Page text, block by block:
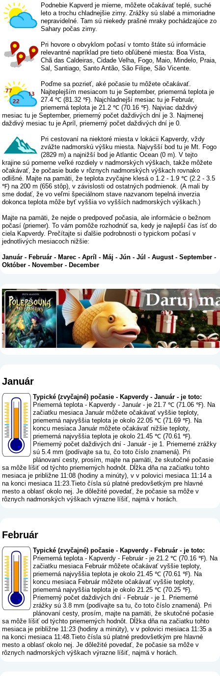
Podnebie Kapverd je mierne, môžete očakávať teplé, suché
leto a trochu chladnejšie zimy. Zrážky sú slabé a mimoriadne
nepravidelné. Tam sú niekedy prašné mraky pochádzajúce zo
Sahary počas zimy.
Pri hovore o obvyklom počasí v tomto štáte sú informácie
relevantné napríklad pre tieto obľúbené miesta: Boa Vista,
Chã das Caldeiras, Cidade Velha, Fogo, Maio, Mindelo, Praia,
Sal, Santiago, Santo Antão, São Filipe, São Vicente.
Poďme sa pozrieť, aké počasie tu môžete očakávať.
Najteplejším mesiacom tu je September, priemerná teplota je
27.4 ℃ (81.32 ℉). Najchladnejší mesiac tu je Február,
priemerná teplota je 21.2 ℃ (70.16 ℉). Najviac daždivý
mesiac tu je September, priemerný počet daždivých dní je 3. Najmenej
daždivý mesiac tu je Apríl, priemerný počet daždivých dní je 0.
Pri cestovaní na niektoré miesta v lokácii Kapverdy, vždy
zvážte nadmorskú výšku miesta. Najvyšší bod tu je Mt. Fogo
(2829 m) a najnižší bod je Atlantic Ocean (0 m). V tejto
krajine sú pomerne veľké rozdiely v nadmorských výškach, takže môžete
očakávať, že počasie bude v rôznych nadmorských výškach rovnako
odlišné. Majte na pamäti, že teplota zvyčajne klesá o 1.2 - 1.9 ℃ (2.2 - 3.5
℉) na 200 m (656 stôp), v závislosti od ostatných podmienok. (A mali by
sme dodať, že vo veľmi špeciálnom stave nazvanom tepelná inverzia
dokonca teplota môže byť vyššia vo vyšších nadmorských výškach.)
Majte na pamäti, že nejde o predpoveď počasia, ale informácie o bežnom
počasí (priemer). To vám pomôže rozhodnúť sa, kedy je najlepší čas ísť do
ciela Kapverdy. Prečítajte si ďalšie podrobnosti o typickom počasí v
jednotlivých mesiacoch nižšie:
Január -Február -Marec -Apríl -Máj -Jún -Júl -August-September -
Október -November -December
Január
Typické (zvyčajné) počasie - Kapverdy - Január - je toto:
Priemerná teplota - Kapverdy - Január - je 21.7 ℃ (71.06 ℉). Na
začiatku mesiaca Január môžete očakávať vyššie teploty,
priemerná najvyššia teplota je okolo 22.05 ℃ (71.69 ℉). Na
koncu mesiaca Január môžete očakávať nižšie teploty,
priemerná najvyššia teplota je okolo 21.45 ℃ (70.61 ℉).
Priemerný počet daždivých dní - Január - je 1. Priemerné zrážky
sú 5.4 mm (podívajte sa tu, čo toto číslo znamená). Pri
plánovaní cesty, prosím, majte na pamäti, že skutočné počasie
sa môže líšiť od týchto priemerných hodnôt. Dĺžka dňa na začiatku tohto
mesiaca je približne 11:08 (hodiny a minúty), v v polovici mesiaca 11:14 a
na konci mesiaca 11:23.Tieto čísla sú platné predovšetkým pre hlavné
mesto a oblasť okolo nej. Je dôležité povedať, že počasie sa môže v
rôznych nadmorských výškach výrazne líšiť, najmä v horách.
Február
Typické (zvyčajné) počasie - Kapverdy - Február - je toto:
Priemerná teplota - Kapverdy - Február - je 21.2 ℃ (70.16 ℉). Na
začiatku mesiaca Február môžete očakávať vyššie teploty,
priemerná najvyššia teplota je okolo 21.45 ℃ (70.61 ℉). Na
koncu mesiaca Február môžete očakávať vyššie teploty,
priemerná najvyššia teplota je okolo 21.25 ℃ (70.25 ℉).
Priemerný počet daždivých dní - Február - je 1. Priemerné
zrážky sú 3.8 mm (podívajte sa tu, čo toto číslo znamená). Pri
plánovaní cesty, prosím, majte na pamäti, že skutočné počasie
sa môže líšiť od týchto priemerných hodnôt. Dĺžka dňa na začiatku tohto
mesiaca je približne 11:23 (hodiny a minúty), v v polovici mesiaca 11:35 a
na konci mesiaca 11:48.Tieto čísla sú platné predovšetkým pre hlavné
mesto a oblasť okolo nej. Je dôležité povedať, že počasie sa môže v
rôznych nadmorských výškach výrazne líšiť, najmä v horách.